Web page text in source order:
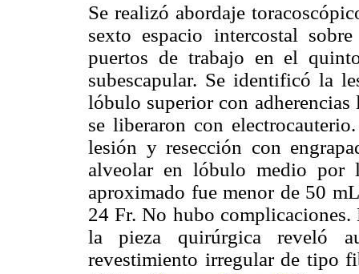
Se realizó abordaje
sexto espacio intercostal
puertos de trabajo en el
subescapular. Se identificó la
lóbulo superior con
se liberaron con
lesión y resección con
alveolar en lóbulo medio por
aproximado fue menor de 50
24 Fr. No hubo
la pieza quirúrgica reveló
revestimiento irregular de tipo